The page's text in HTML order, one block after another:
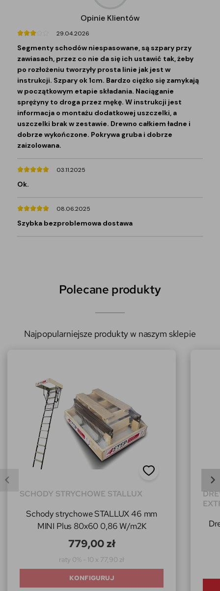
Opinie Klientów
29.04.2026
Segmenty schodów niespasowane, są szpary przy
zawiasach, przez co nie da się ich ustawić tak, żeby
po rozłożeniu tworzyły prosta linie jak jest w
instrukcji. Szpary ok 1cm. Bardzo ciężko się zamykają
w początkowym etapie składania. Naciąganie
sprężyny to droga przez mękę. W instrukcji jest
informacja o montażu dodatkowej uszczelki, a
uszczelki brak w zestawie. Drewno całkiem ładne i
dobrze wykończone. Pokrywa gruba i dobrze
zaizolowana.
03.11.2025
Ok.
08.06.2025
Szybka bezproblemowa dostawa
Polecane produkty
Najpopularniejsze produkty w naszym sklepie
SCHODY STRYCHOWE STALLUX
Schody strychowe STALLUX 46 mm
MINI Plus 80x60 0,86 W/m2K
779,00 zł
raty 0% - 10 x 77,90 zł
KONFIGURUJ